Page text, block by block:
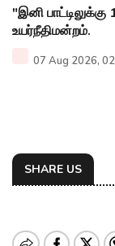
"இனி
உயர்நீதிமன்றம்.
07 Aug 2026,
SHARE US